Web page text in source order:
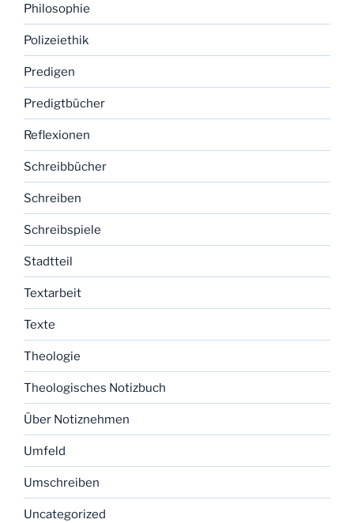
Philosophie
Polizeiethik
Predigen
Predigtbücher
Reflexionen
Schreibbücher
Schreiben
Schreibspiele
Stadtteil
Textarbeit
Texte
Theologie
Theologisches Notizbuch
Über Notiznehmen
Umfeld
Umschreiben
Uncategorized